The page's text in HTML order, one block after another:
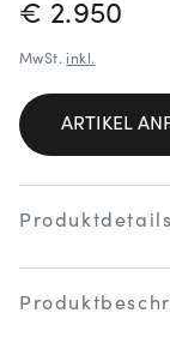
€ 2.950
MwSt. inkl.
ARTIKEL
Produktdetails